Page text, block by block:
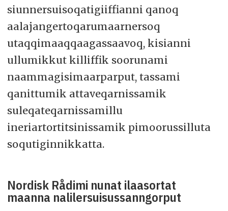
siunnersuisoqatigiiffianni qanoq
aalajangertoqarumaarnersoq
utaqqimaaqqaagassaavoq, kisianni
ullumikkut killiffik soorunami
naammagisimaarparput, tassami
qanittumik attaveqarnissamik
suleqateqarnissamillu
ineriartortitsinissamik pimoorussilluta
soqutiginnikkatta.
Nordisk Rådimi nunat ilaasortat
maanna nalilersuisussanngorput